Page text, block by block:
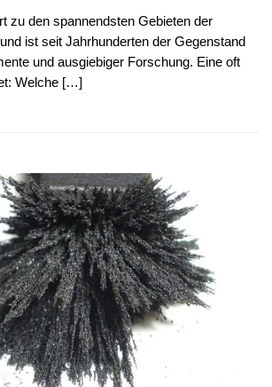
zu den spannendsten Gebieten der
ist seit Jahrhunderten der Gegenstand
und ausgiebiger Forschung. Eine oft
Welche […]